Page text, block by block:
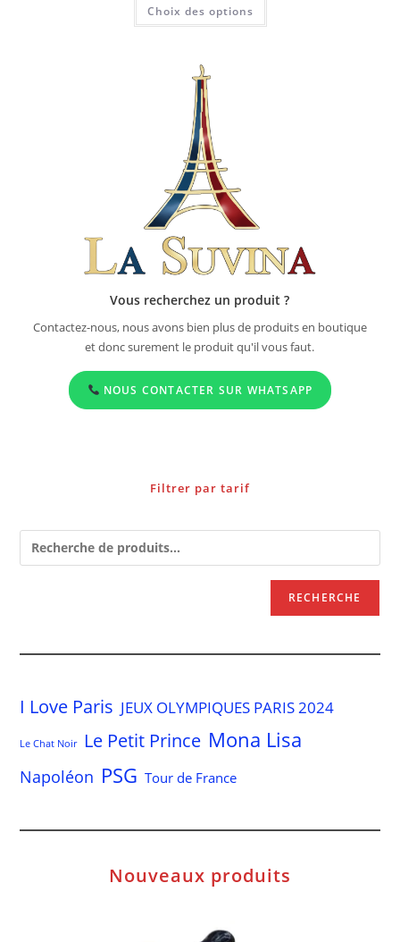
Choix des options
Vous recherchez un produit ?
Contactez-nous, nous avons bien plus de produits en boutique
et donc surement le produit qu'il vous faut.
NOUS CONTACTER SUR WHATSAPP
Filtrer par tarif
RECHERCHE
I Love Paris JEUX OLYMPIQUES PARIS 2024
Le Chat Noir Le Petit Prince Mona Lisa
Napoléon PSG Tour de France
Nouveaux produits